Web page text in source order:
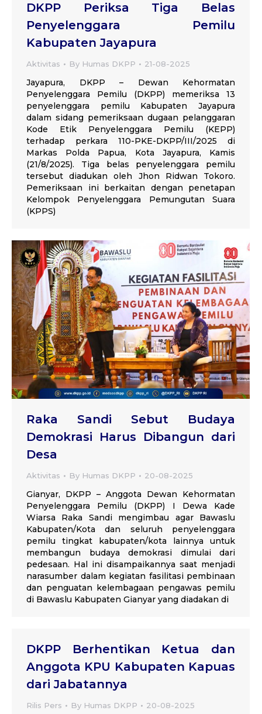
DKPP Periksa Tiga Belas
Penyelenggara Pemilu
Kabupaten Jayapura
Aktivitas By Humas DKPP 21-08-2025
Jayapura, DKPP – Dewan Kehormatan
Penyelenggara Pemilu (DKPP) memeriksa 13
penyelenggara pemilu Kabupaten Jayapura
dalam sidang pemeriksaan dugaan pelanggaran
Kode Etik Penyelenggara Pemilu (KEPP)
terhadap perkara 110-PKE-DKPP/III/2025 di
Markas Polda Papua, Kota Jayapura, Kamis
(21/8/2025). Tiga belas penyelenggara pemilu
tersebut diadukan oleh Jhon Ridwan Tokoro.
Pemeriksaan ini berkaitan dengan penetapan
Kelompok Penyelenggara Pemungutan Suara
(KPPS)
Raka Sandi Sebut Budaya
Demokrasi Harus Dibangun dari
Desa
Aktivitas By Humas DKPP 20-08-2025
Gianyar, DKPP – Anggota Dewan Kehormatan
Penyelenggara Pemilu (DKPP) I Dewa Kade
Wiarsa Raka Sandi mengimbau agar Bawaslu
Kabupaten/Kota dan seluruh penyelenggara
pemilu tingkat kabupaten/kota lainnya untuk
membangun budaya demokrasi dimulai dari
pedesaan. Hal ini disampaikannya saat menjadi
narasumber dalam kegiatan fasilitasi pembinaan
dan penguatan kelembagaan pengawas pemilu
di Bawaslu Kabupaten Gianyar yang diadakan di
DKPP Berhentikan Ketua dan
Anggota KPU Kabupaten Kapuas
dari Jabatannya
Rilis Pers By Humas DKPP 20-08-2025